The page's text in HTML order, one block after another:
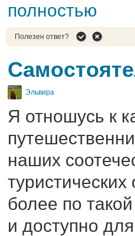
полностью
Полезен ответ?
Эльвира
Я отношусь к
наших
более по
и доступно